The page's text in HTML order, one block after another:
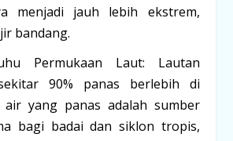
menjadi jauh lebih ekstrem,
bandang.
Permukaan Laut: Lautan
90% panas berlebih di
air yang panas adalah sumber
bagi badai dan siklon tropis,